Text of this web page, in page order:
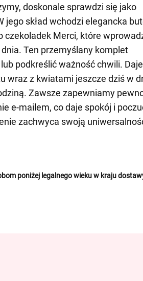
doskonale sprawdzi się jako
jego skład wchodzi elegancka
czekoladek Merci, które
Ten przemyślany komplet
podkreślić ważność chwili.
wraz z kwiatami jeszcze dziś w
Zawsze zapewniamy
e-mailem, co daje spokój i
zachwyca swoją
poniżej legalnego wieku w kraju